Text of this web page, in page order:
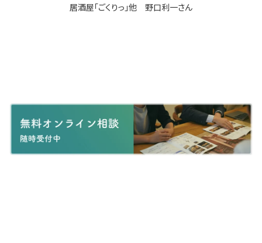
居酒屋「ごくりっ」他 野口利一さん